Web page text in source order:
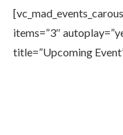
items=”3″
title=”Upcoming